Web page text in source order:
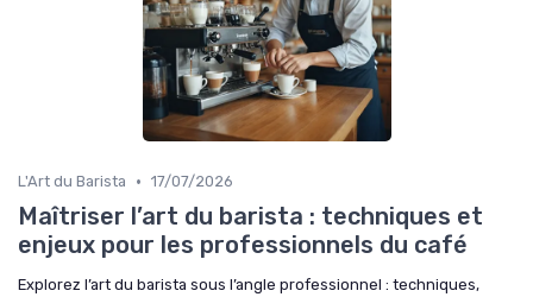
L'Art du Barista • 17/07/2026
Maîtriser l’art du barista : techniques et
enjeux pour les professionnels du café
Explorez l’art du barista sous l’angle professionnel : techniques,